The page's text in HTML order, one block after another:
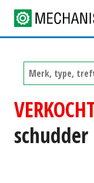
schudder